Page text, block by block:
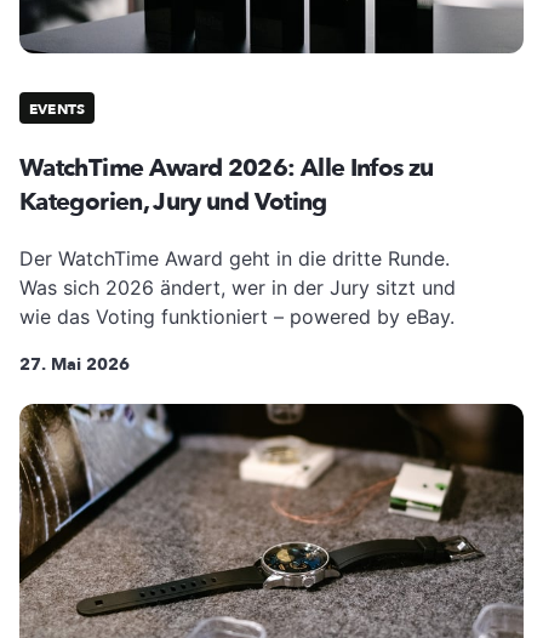
EVENTS
WatchTime Award 2026: Alle Infos zu
Kategorien, Jury und Voting
Der WatchTime Award geht in die dritte Runde.
Was sich 2026 ändert, wer in der Jury sitzt und
wie das Voting funktioniert – powered by eBay.
27. Mai 2026